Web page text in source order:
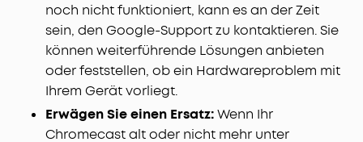
noch nicht funktioniert, kann es an der Zeit
sein, den Google-Support zu kontaktieren. Sie
können weiterführende Lösungen anbieten
oder feststellen, ob ein Hardwareproblem mit
Ihrem Gerät vorliegt.
Erwägen Sie einen Ersatz:Wenn Ihr
Chromecast alt oder nicht mehr unter